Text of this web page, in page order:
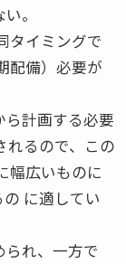
。
タイミングで
配備）必要が
計画する必要
れるので、この
幅広いものに
に適してい
れ、一方で